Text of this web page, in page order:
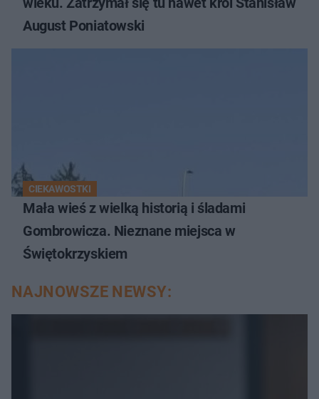
August Poniatowski
CIEKAWOSTKI
Mała wieś z wielką historią i śladami
Gombrowicza. Nieznane miejsca w
Świętokrzyskiem
NAJNOWSZE NEWSY: